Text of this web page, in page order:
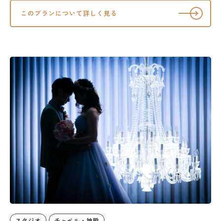
このプランについて詳しく見る